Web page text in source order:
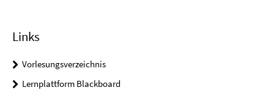
Links
Vorlesungsverzeichnis
Lernplattform Blackboard